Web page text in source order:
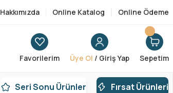
Hakkımızda Online Katalog Online Ödeme
Favorilerim
Üye Ol / Giriş Yap Sepetim
Seri Sonu Ürünler Fırsat Ürünleri